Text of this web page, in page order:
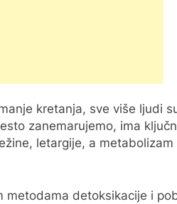
kretanja, sve više ljudi
zanemarujemo, ima
letargije, a
detoksikacije i